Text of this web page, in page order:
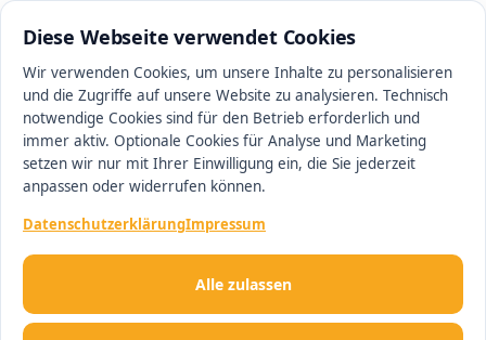
Diese Webseite verwendet Cookies
Wir verwenden Cookies, um unsere Inhalte zu personalisieren
und die Zugriffe auf unsere Website zu analysieren. Technisch
notwendige Cookies sind für den Betrieb erforderlich und
immer aktiv. Optionale Cookies für Analyse und Marketing
setzen wir nur mit Ihrer Einwilligung ein, die Sie jederzeit
anpassen oder widerrufen können.
DatenschutzerklärungImpressum
Alle zulassen